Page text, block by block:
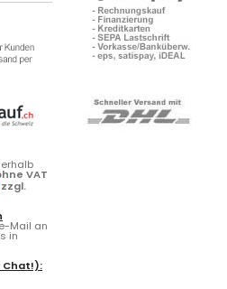
VAT
zzgl.
Mail an
in
Chat!):